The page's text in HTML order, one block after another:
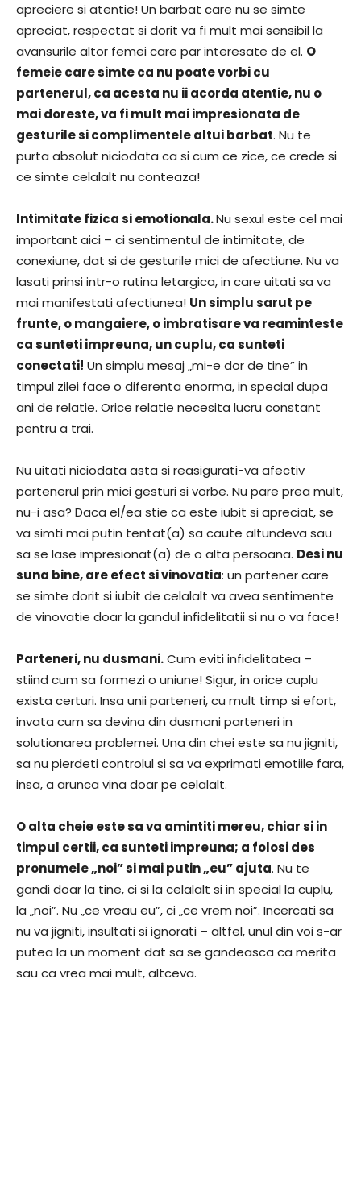
apreciere si atentie! Un barbat care nu se simte
apreciat, respectat si dorit va fi mult mai sensibil la
avansurile altor femei care par interesate de el. O
femeie care simte ca nu poate vorbi cu
partenerul, ca acesta nu ii acorda atentie, nu o
mai doreste, va fi mult mai impresionata de
gesturile si complimentele altui barbat. Nu te
purta absolut niciodata ca si cum ce zice, ce crede si
ce simte celalalt nu conteaza!
Intimitate fizica si emotionala.Nu sexul este cel mai
important aici – ci sentimentul de intimitate, de
conexiune, dat si de gesturile mici de afectiune. Nu va
lasati prinsi intr-o rutina letargica, in care uitati sa va
mai manifestati afectiunea! Un simplu sarut pe
frunte, o mangaiere, o imbratisare va reaminteste
ca sunteti impreuna, un cuplu, ca sunteti
conectati! Un simplu mesaj „mi-e dor de tine” in
timpul zilei face o diferenta enorma, in special dupa
ani de relatie. Orice relatie necesita lucru constant
pentru a trai.
Nu uitati niciodata asta si reasigurati-va afectiv
partenerul prin mici gesturi si vorbe. Nu pare prea mult,
nu-i asa? Daca el/ea stie ca este iubit si apreciat, se
va simti mai putin tentat(a) sa caute altundeva sau
sa se lase impresionat(a) de o alta persoana. Desi nu
suna bine, are efect si vinovatia: un partener care
se simte dorit si iubit de celalalt va avea sentimente
de vinovatie doar la gandul infidelitatii si nu o va face!
Parteneri, nu dusmani.Cum eviti infidelitatea –
stiind cum sa formezi o uniune! Sigur, in orice cuplu
exista certuri. Insa unii parteneri, cu mult timp si efort,
invata cum sa devina din dusmani parteneri in
solutionarea problemei. Una din chei este sa nu jigniti,
sa nu pierdeti controlul si sa va exprimati emotiile fara,
insa, a arunca vina doar pe celalalt.
O alta cheie este sa va amintiti mereu, chiar si in
timpul certii, ca sunteti impreuna; a folosi des
pronumele „noi” si mai putin „eu” ajuta. Nu te
gandi doar la tine, ci si la celalalt si in special la cuplu,
la „noi”. Nu „ce vreau eu”, ci „ce vrem noi”. Incercati sa
nu va jigniti, insultati si ignorati – altfel, unul din voi s-ar
putea la un moment dat sa se gandeasca ca merita
sau ca vrea mai mult, altceva.